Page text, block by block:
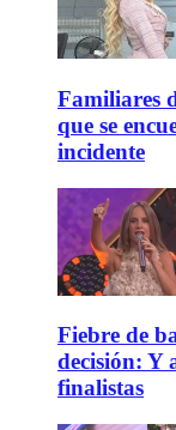
Familiares
que se
incidente
Fiebre de
decisión: Y
finalistas